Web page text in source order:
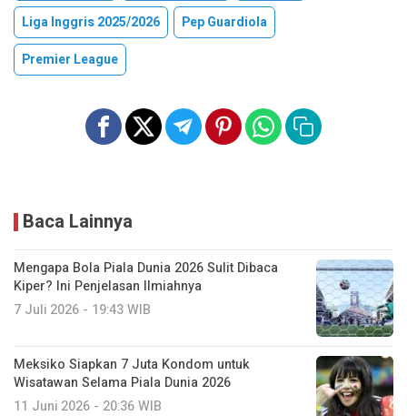
Liga Inggris 2025/2026
Pep Guardiola
Premier League
Baca Lainnya
Mengapa Bola Piala Dunia 2026 Sulit Dibaca
Kiper? Ini Penjelasan Ilmiahnya
7 Juli 2026 - 19:43 WIB
Meksiko Siapkan 7 Juta Kondom untuk
Wisatawan Selama Piala Dunia 2026
11 Juni 2026 - 20:36 WIB